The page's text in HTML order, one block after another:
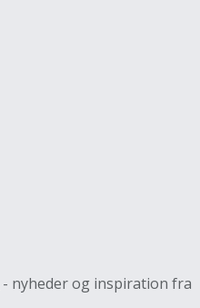
- nyheder og inspiration fra